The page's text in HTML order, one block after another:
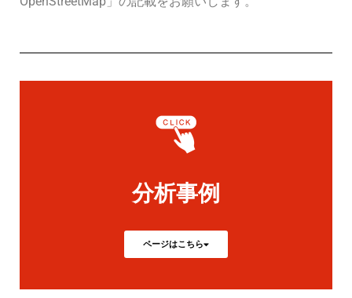
分析事例
ページはこちら